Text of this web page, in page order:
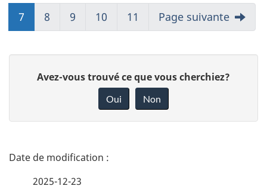
7 8 9 10 11 Page suivante
z
Avez-vous trouvé ce que vous cherchiez?
Oui Non
D
2025-12-23